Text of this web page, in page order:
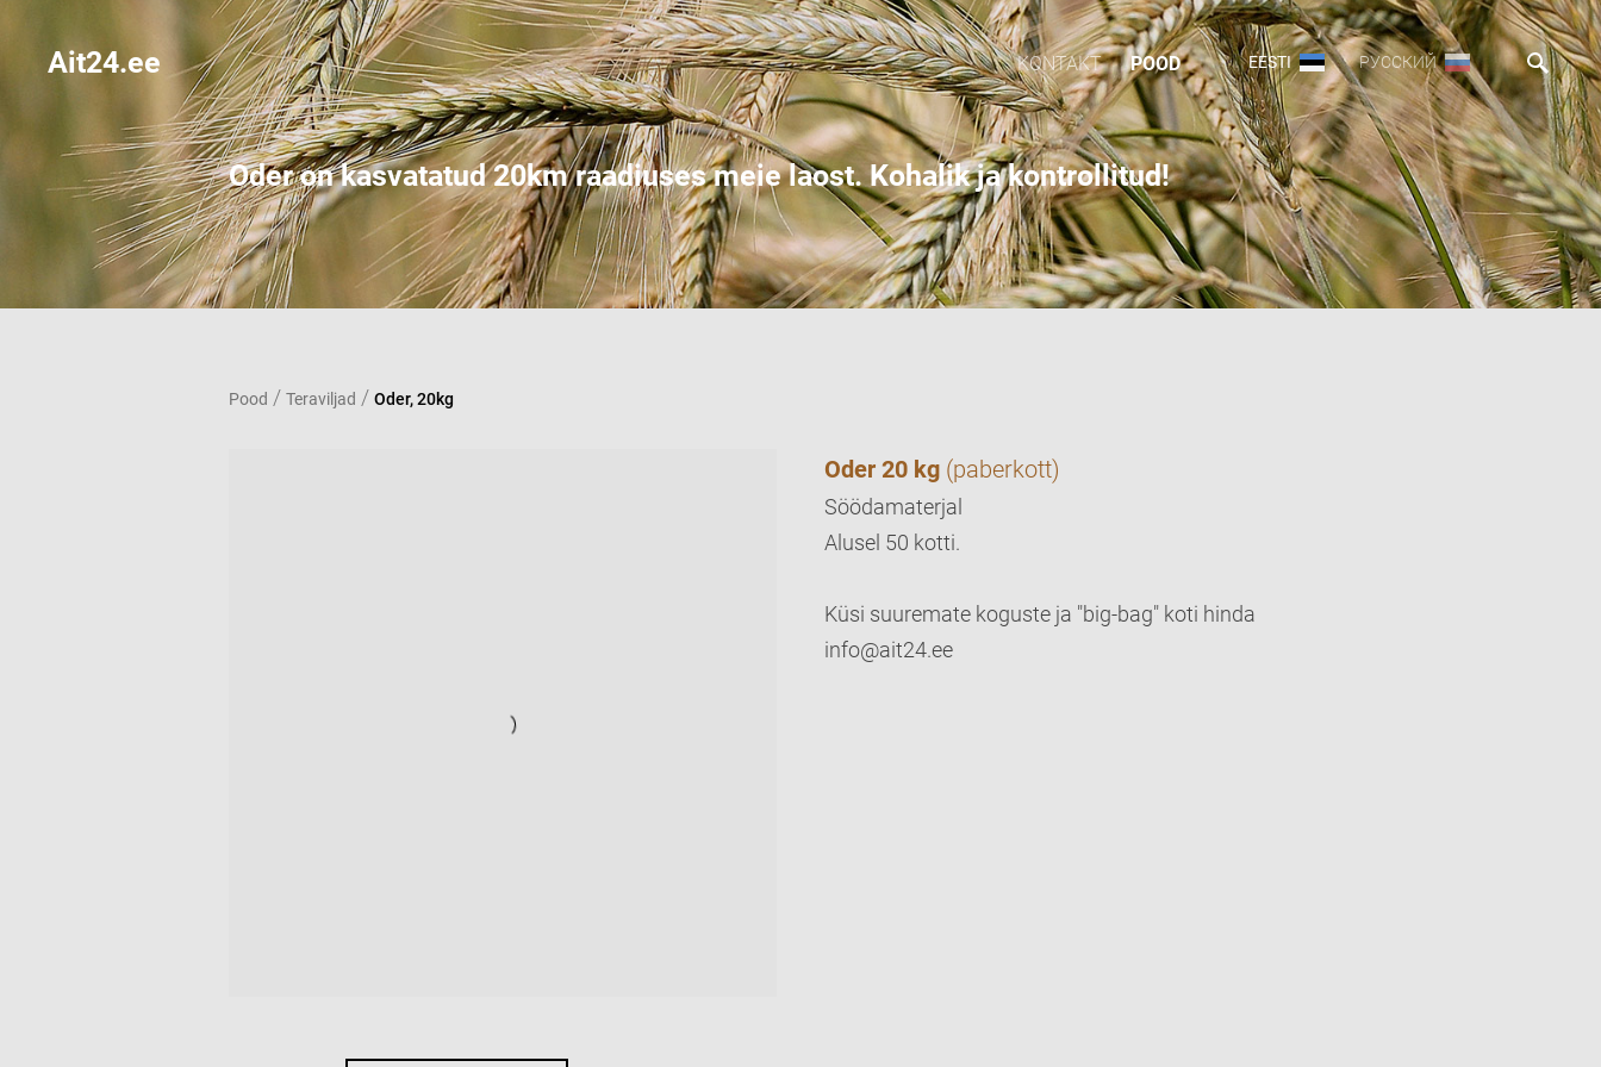
Ait24.ee KONTAKT POOD EESTI РУССКИЙ
Oder on kasvatatud 20km raadiuses meie laost. Kohalik ja kontrollitud!
Pood / Teraviljad / Oder, 20kg
Oder 20 kg (paberkott)
Söödamaterjal
Alusel 50 kotti.
Küsi suuremate koguste ja "big-bag" koti hinda
info@ait24.ee